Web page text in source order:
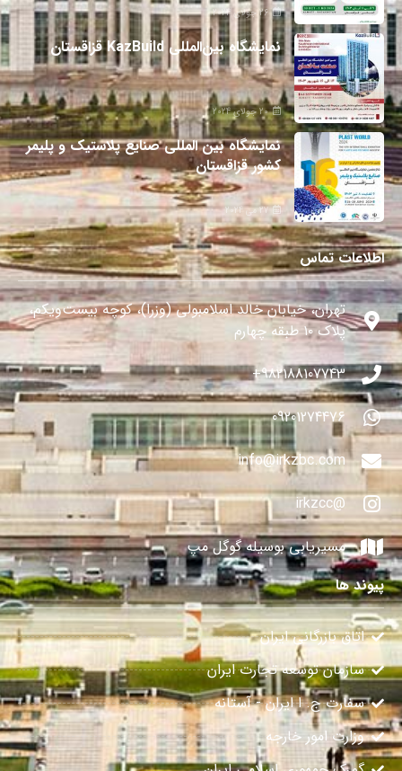
26 جولای 2024
نمایشگاه بین‌المللی KazBuild قزاقستان
20 جولای 2024
نمایشگاه بین المللی صنایع پلاستیک و پلیمر
کشور قزاقستان
27 می 2024
اطلاعات تماس
تهران، خیابان خالد اسلامبولی (وزرا)، کوچه بیست‌ویکم،
پلاک ۱۰ طبقه چهارم
982188107743+
09201274476
info@irkzbc.com
@irkzcc
مسیریابی بوسیله گوگل مپ
پیوند ها
اتاق بازرگانی ایران
سازمان توسعه تجارت ایران
سفارت ج. ا ایران - آستانه
وزارت امور خارجه